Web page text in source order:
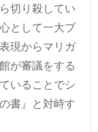
切り殺してい
として一大ブ
現からマリガ
が審議をする
いることでシ
書』と対峙す